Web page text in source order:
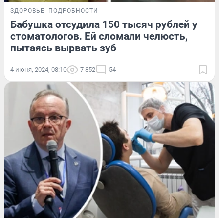
ЗДОРОВЬЕ ПОДРОБНОСТИ
Бабушка отсудила 150 тысяч рублей у
стоматологов. Ей сломали челюсть,
пытаясь вырвать зуб
4 июня, 2024, 08:10 7 852 54